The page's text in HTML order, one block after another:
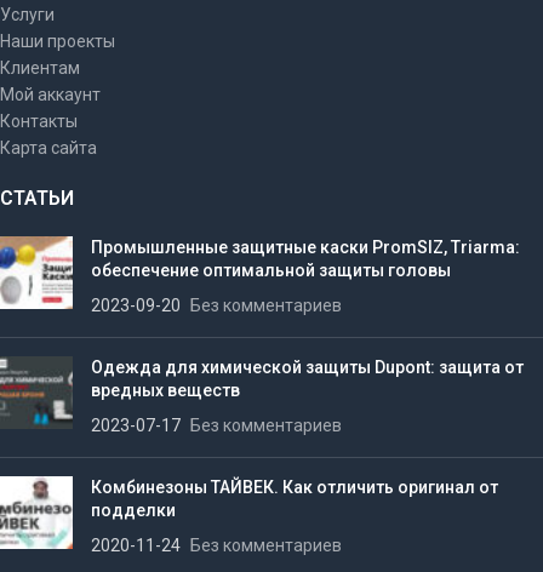
Услуги
Наши проекты
Клиентам
Мой аккаунт
Контакты
Карта сайта
СТАТЬИ
Промышленные защитные каски PromSIZ, Triarma:
обеспечение оптимальной защиты головы
2023-09-20
Без комментариев
Одежда для химической защиты Dupont: защита от
вредных веществ
2023-07-17
Без комментариев
Комбинезоны ТАЙВЕК. Как отличить оригинал от
подделки
2020-11-24
Без комментариев